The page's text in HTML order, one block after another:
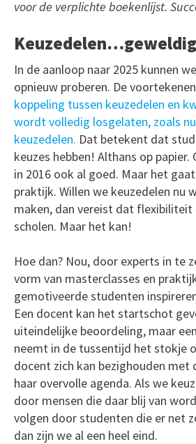
voor de verplichte boekenlijst.
In de aanloop naar 2025 kunnen
opnieuw proberen. De
koppeling tussen keuzedelen en
wordt volledig losgelaten, zoals
keuzedelen. Dat betekent dat
keuzes hebben! Althans op
in 2016 ook al goed. Maar het
praktijk. Willen we keuzedelen nu
maken, dan vereist dat
scholen. Maar het kan!
Hoe dan? Nou, door experts in te
vorm van masterclasses en
gemotiveerde studenten
Een docent kan het startschot
uiteindelijke beoordeling, maar
neemt in de tussentijd het stokje
docent zich kan bezighouden met
haar overvolle agenda. Als we
door mensen die daar blij van
volgen door studenten die er net
dan zijn we al een heel eind.